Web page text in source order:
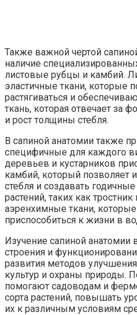
Также важной чертой
наличие
листовые рубцы и камбий.
эластичные ткани, которые
растягиваться и
ткань, которая отвечает за
и рост толщины стебля.
В сапиной анатомии также
специфичные для каждого
деревьев и кустарников
камбий, который позволяет
стебля и создавать
растений, таких как
аэренхимные ткани,
приспособиться к жизни в
Изучение сапиной
строения и
развития методов
культур и охраны природы.
помогают садоводам и
сорта растений, повышать
их к различным условиям